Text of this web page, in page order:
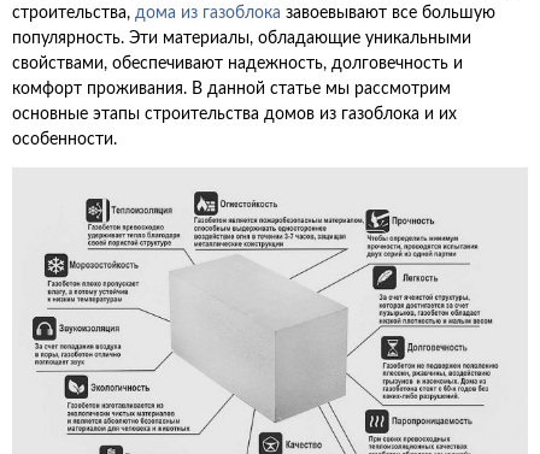
строительства, дома из газоблока завоевывают все большую
популярность. Эти материалы, обладающие уникальными
свойствами, обеспечивают надежность, долговечность и
комфорт проживания. В данной статье мы рассмотрим
основные этапы строительства домов из газоблока и их
особенности.